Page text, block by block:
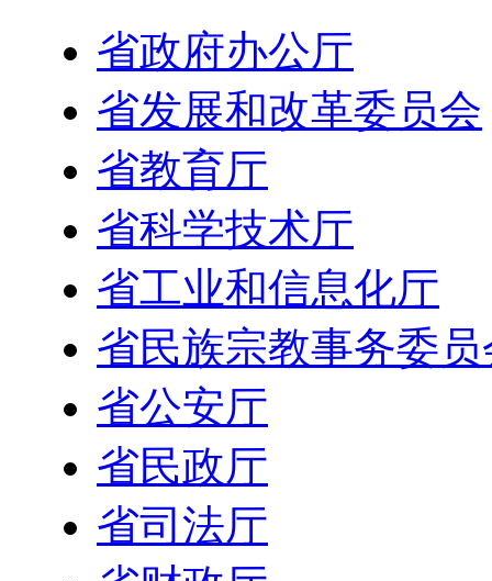
省政府办公厅
省发展和改革委员会
省教育厅
省科学技术厅
省工业和信息化厅
省民族宗教事务委员
省公安厅
省民政厅
省司法厅